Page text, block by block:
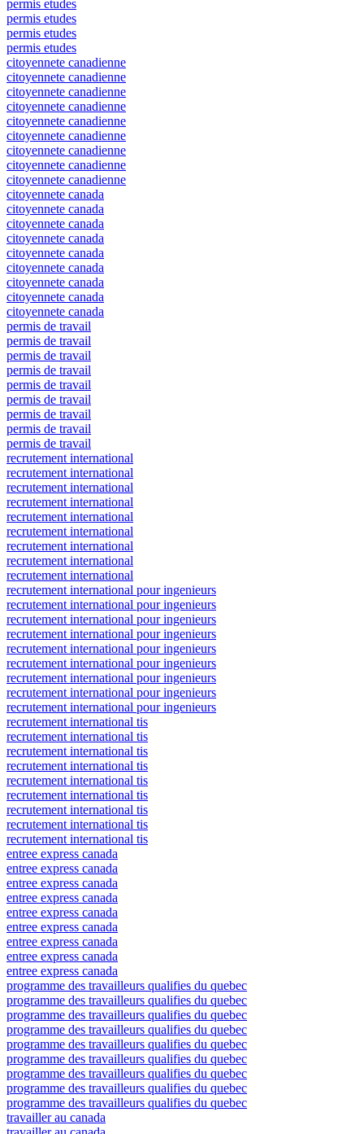
permis etudes
permis etudes
permis etudes
permis etudes
citoyennete canadienne
citoyennete canadienne
citoyennete canadienne
citoyennete canadienne
citoyennete canadienne
citoyennete canadienne
citoyennete canadienne
citoyennete canadienne
citoyennete canadienne
citoyennete canada
citoyennete canada
citoyennete canada
citoyennete canada
citoyennete canada
citoyennete canada
citoyennete canada
citoyennete canada
citoyennete canada
permis de travail
permis de travail
permis de travail
permis de travail
permis de travail
permis de travail
permis de travail
permis de travail
permis de travail
recrutement international
recrutement international
recrutement international
recrutement international
recrutement international
recrutement international
recrutement international
recrutement international
recrutement international
recrutement international pour ingenieurs
recrutement international pour ingenieurs
recrutement international pour ingenieurs
recrutement international pour ingenieurs
recrutement international pour ingenieurs
recrutement international pour ingenieurs
recrutement international pour ingenieurs
recrutement international pour ingenieurs
recrutement international pour ingenieurs
recrutement international tis
recrutement international tis
recrutement international tis
recrutement international tis
recrutement international tis
recrutement international tis
recrutement international tis
recrutement international tis
recrutement international tis
entree express canada
entree express canada
entree express canada
entree express canada
entree express canada
entree express canada
entree express canada
entree express canada
entree express canada
programme des travailleurs qualifies du quebec
programme des travailleurs qualifies du quebec
programme des travailleurs qualifies du quebec
programme des travailleurs qualifies du quebec
programme des travailleurs qualifies du quebec
programme des travailleurs qualifies du quebec
programme des travailleurs qualifies du quebec
programme des travailleurs qualifies du quebec
programme des travailleurs qualifies du quebec
travailler au canada